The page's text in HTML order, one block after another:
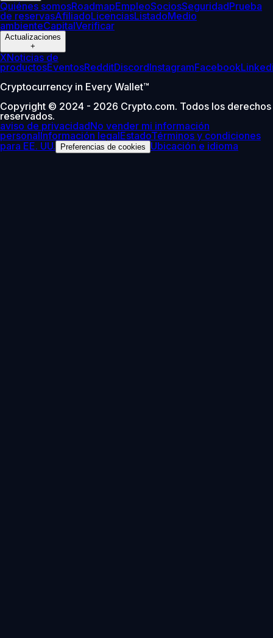
Quiénes somosRoadmapEmpleoSociosSeguridadPrueba
de reservasAfiliadoLicenciasListadoMedio
ambienteCapitalVerificar
Actualizaciones
+
XNoticias de
productosEventosRedditDiscordInstagramFacebook
Cryptocurrency in Every Wallet™
Copyright © 2024 - 2026 Crypto.com. Todos los derechos
reservados.
aviso de privacidadNo vender mi información
personalInformación legalEstadoTérminos y condiciones
para EE. UU.
Preferencias de cookies Ubicación e idioma